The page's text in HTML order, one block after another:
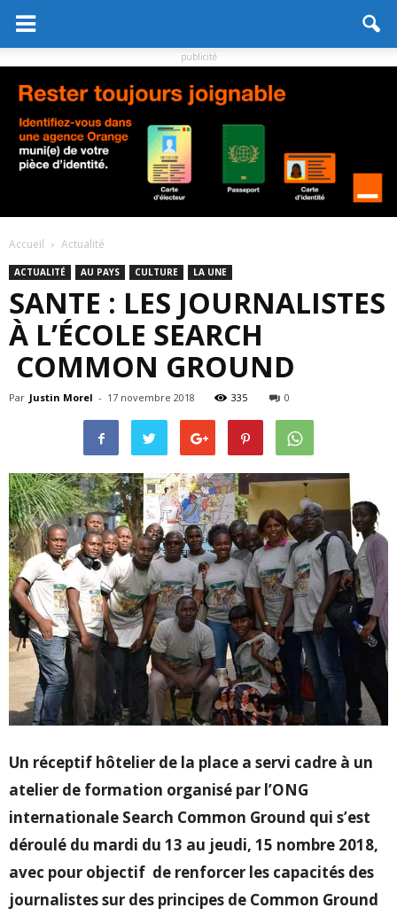
publicité
Accueil Actualité
ACTUALITÉ AU PAYS CULTURE LA UNE
SANTE : LES JOURNALISTES
À L’ÉCOLE SEARCH
COMMON GROUND
Par Justin Morel - 17 novembre 2018 335 0
Un réceptif hôtelier de la place a servi cadre à un
atelier de formation organisé par l’ONG
internationale Search Common Ground qui s’est
déroulé du mardi du 13 au jeudi, 15 nombre 2018,
avec pour objectif de renforcer les capacités des
journalistes sur des principes de Common Ground